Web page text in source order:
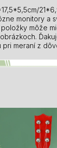
monitory a
môže
pri meraní z